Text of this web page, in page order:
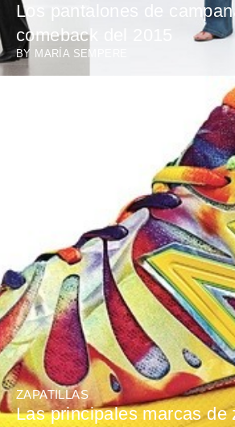
Los pantalones de
comeback del 2015
BY MARÍA SEMPERE
ZAPATILLAS
Las principales marcas de